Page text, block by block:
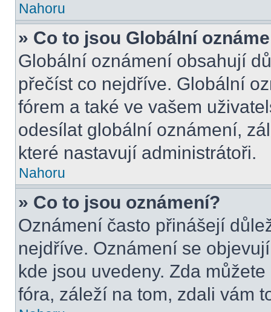
Nahoru
» Co to jsou Globální
Globální oznámení obsahují
přečíst co nejdříve. Globální
fórem a také ve vašem
odesílat globální oznámení,
které nastavují administrátoři.
Nahoru
» Co to jsou oznámení?
Oznámení často přinášejí
nejdříve. Oznámení se
kde jsou uvedeny. Zda
fóra, záleží na tom, zdali vám